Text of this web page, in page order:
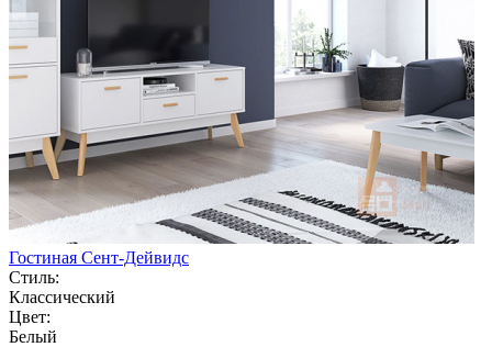
Гостиная Сент-Дейвидс
Стиль:
Классический
Цвет:
Белый